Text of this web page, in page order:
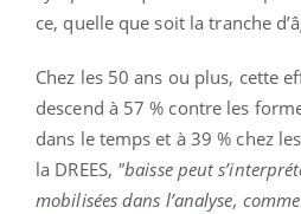
ce, quelle que soit la tranche
Chez les 50 ans ou plus, cette
descend à 57 % contre les
dans le temps et à 39 % chez
la DREES, "baisse peut
mobilisées dans l’analyse,